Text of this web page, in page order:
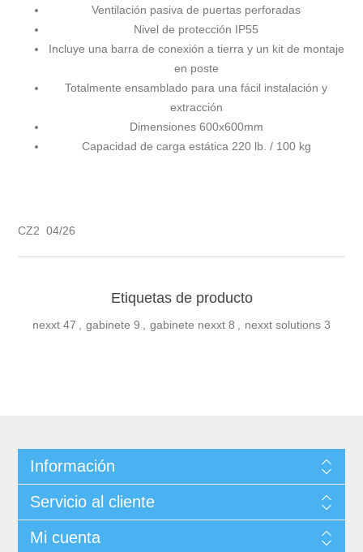
Ventilación pasiva de puertas perforadas
Nivel de protección IP55
Incluye una barra de conexión a tierra y un kit de montaje
en poste
Totalmente ensamblado para una fácil instalación y
extracción
Dimensiones 600x600mm
Capacidad de carga estática 220 lb. / 100 kg
CZ2 04/26
Etiquetas de producto
nexxt 47 , gabinete 9 , gabinete nexxt 8 , nexxt solutions 3
Información
Servicio al cliente
Mi cuenta